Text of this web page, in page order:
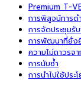
Premium T-
การพิสูจน์การด
การจัดประชุมรั
การพัฒนาที่ยั่ง
ความไม่ถาวรจ
การนับซ้ำ
การนำไปใช้ปร